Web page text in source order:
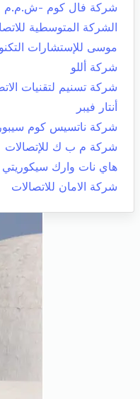
شركة فال كوم -ش.م.م
الشركة المتوسطية
موسى للإستشارات
شركة أللو
شركة تسنيم لتقنيات
أنتار فيبر
شركة ناتسيس كوم سيبور
شركة م ب ك للإتصالات
هاي نات وارك سيكوريتي
شركة الامان للاتصالات